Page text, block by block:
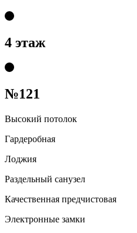
4 этаж
№121
Высокий потолок
Гардеробная
Лоджия
Раздельный санузел
Качественная предчистовая
Электронные замки